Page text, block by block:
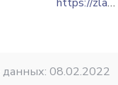
08.02.2022